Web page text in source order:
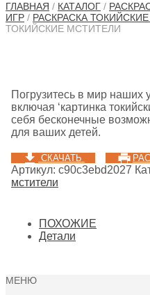
ГЛАВНАЯ / КАТАЛОГ /
ИГР / РАСКРАСКА
ТОКИЙСКИЕ МСТИТЕЛИ
Погрузитесь в мир наших
включая ‘картинка
себя бесконечные
для ваших детей.
СКАЧАТЬ
Артикул: c90c3ebd2027
мстители
ПОХОЖИЕ
Детали
МЕНЮ